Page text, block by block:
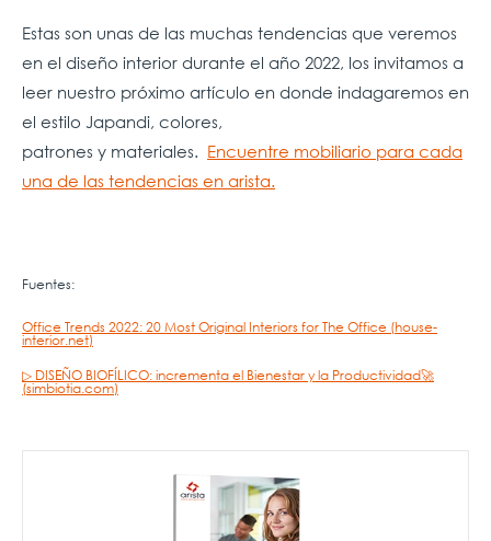
Estas son unas de las muchas tendencias que veremos
en el diseño interior durante el año 2022, los invitamos a
leer nuestro próximo artículo en donde indagaremos en
el estilo Japandi, colores,
patrones y materiales. Encuentre mobiliario para cada
una de las tendencias en arista.
Fuentes:
Office Trends 2022: 20 Most Original Interiors for The Office (house-
interior.net)
▷ DISEÑO BIOFÍLICO: incrementa el Bienestar y la Productividad🚀
(simbiotia.com)